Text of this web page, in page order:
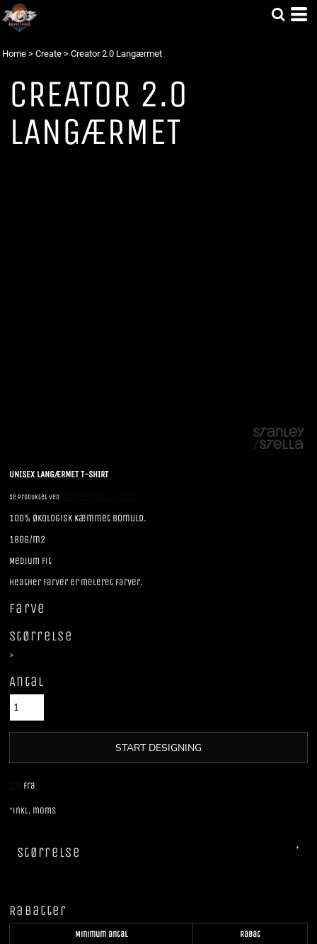
Home > Create > Creator 2.0 Langærmet
CREATOR 2.0
LANGÆRMET
UNISEX LANGÆRMET T-SHIRT
Se produktet ved
100% økologisk kæmmet bomuld.
180g/m2
Medium Fit
Heather farver er meleret farver.
Farve
Størrelse
>
Antal
START DESIGNING
Fra
*inkl. moms
Størrelse
Rabatter
Minimum antal Rabat